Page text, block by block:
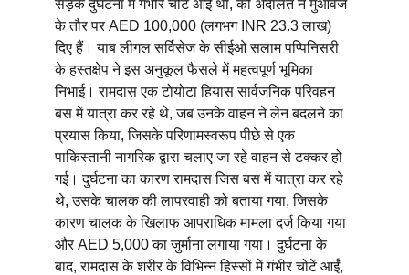
सड़क दुर्घटना में गंभीर चोटें आईं थीं, को अदालत ने मुआवजे
के तौर पर AED 100,000 (लगभग INR 23.3 लाख)
दिए हैं। याब लीगल सर्विसेज के सीईओ सलाम पप्पिनिसरी
के हस्तक्षेप ने इस अनुकूल फैसले में महत्वपूर्ण भूमिका
निभाई। रामदास एक टोयोटा हियास सार्वजनिक परिवहन
बस में यात्रा कर रहे थे, जब उनके वाहन ने लेन बदलने का
प्रयास किया, जिसके परिणामस्वरूप पीछे से एक
पाकिस्तानी नागरिक द्वारा चलाए जा रहे वाहन से टक्कर हो
गई। दुर्घटना का कारण रामदास जिस बस में यात्रा कर रहे
थे, उसके चालक की लापरवाही को बताया गया, जिसके
कारण चालक के खिलाफ आपराधिक मामला दर्ज किया गया
और AED 5,000 का जुर्माना लगाया गया। दुर्घटना के
बाद, रामदास के शरीर के विभिन्न हिस्सों में गंभीर चोटें आईं,